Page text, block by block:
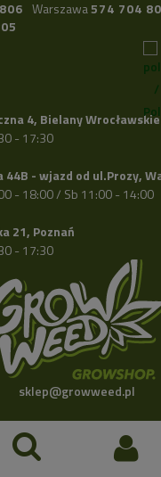
Warszawa574 704
4, Bielany Wrocławskie
- 17:30
44B - wjazd od ul.Prozy,
- 18:00 / Sb 11:00 - 14:00
21, Poznań
- 17:30
sklep@growweed.pl